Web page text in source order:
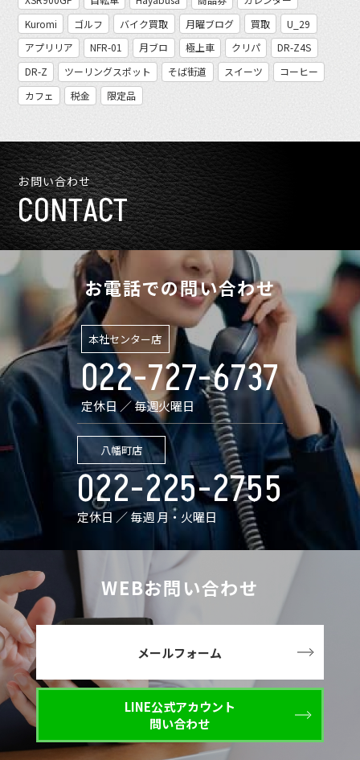
Kuromi
ゴルフ バイク買取 月曜ブログ 買取
U_29
アプリリア
NFR-01 月ブロ 極上車 クリパ
DR-Z4S
DR-Z
ツーリングスポット そば街道 スイーツ
コーヒー
カフェ
税金 限定品
お問い合わせ
CONTACT
お電話での問い合わせ
本社センター店
022-727-6737
定休日 ／ 毎週火曜日
八幡町店
022-225-2755
定休日 ／ 毎週 月・火曜日
WEBお問い合わせ
メールフォーム
LINE公式アカウント
問い合わせ